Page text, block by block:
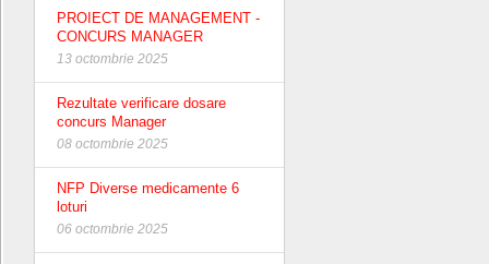
PROIECT DE MANAGEMENT -
CONCURS MANAGER
13 octombrie 2025
Rezultate verificare dosare
concurs Manager
08 octombrie 2025
NFP Diverse medicamente 6
loturi
06 octombrie 2025